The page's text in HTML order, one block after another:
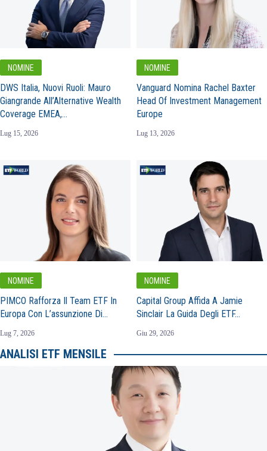
NOMINE
DWS Italia, Nuovi Ruoli: Mauro
Giangrande All’Alternative Wealth
Coverage EMEA,…
Lug 15, 2026
NOMINE
Vanguard Nomina Rachel Baxter
Head Of Investment Management
Europe
Lug 13, 2026
NOMINE
PIMCO Rafforza Il Team ETF In
Europa Con L’assunzione Di…
Lug 7, 2026
NOMINE
Capital Group Affida A Jamie
Sinclair La Guida Degli ETF…
Giu 29, 2026
ANALISI ETF MENSILE